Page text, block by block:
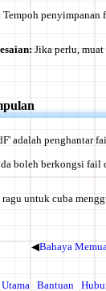
Tempoh penyimpanan
Jika perlu, muat
adalah penghantar
boleh berkongsi fail
ragu untuk cuba
◀Bahaya
Bantuan